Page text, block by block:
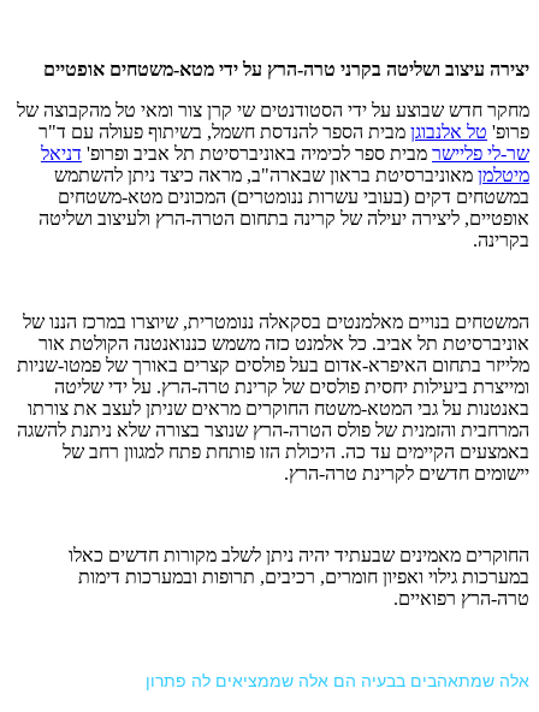
יצירה עיצוב ושליטה בקרני טרה-הרץ על ידי מטא-משטחים אופטיים
מחקר חדש שבוצע על ידי הסטודנטים שי קרן צור ומאי טל מהקבוצה של
פרופ' טל אלנבוגן מבית הספר להנדסת חשמל, בשיתוף פעולה עם ד"ר
שר-לי פליישר מבית ספר לכימיה באוניברסיטת תל אביב ופרופ' דניאל
מיטלמן מאוניברסיטת בראון שבארה"ב, מראה כיצד ניתן להשתמש
במשטחים דקים (בעובי עשרות ננומטרים) המכונים מטא-משטחים
אופטיים, ליצירה יעילה של קרינה בתחום הטרה-הרץ ולעיצוב ושליטה
בקרינה.
המשטחים בנויים מאלמנטים בסקאלה ננומטרית, שיוצרו במרכז הננו של
אוניברסיטת תל אביב. כל אלמנט כזה משמש כננואנטנה הקולטת אור
מלייזר בתחום האיפרא-אדום בעל פולסים קצרים באורך של פמטו-שניות
ומייצרת ביעילות יחסית פולסים של קרינת טרה-הרץ. על ידי שליטה
באנטנות על גבי המטא-משטח החוקרים מראים שניתן לעצב את צורתו
המרחבית והזמנית של פולס הטרה-הרץ שנוצר בצורה שלא ניתנת להשגה
באמצעים הקיימים עד כה. היכולת הזו פותחת פתח למגוון רחב של
יישומים חדשים לקרינת טרה-הרץ.
החוקרים מאמינים שבעתיד יהיה ניתן לשלב מקורות חדשים כאלו
במערכות גילוי ואפיון חומרים, רכיבים, תרופות ובמערכות דימות
טרה-הרץ רפואיים.
אלה שמתאהבים בבעיה הם אלה שממציאים לה פתרון